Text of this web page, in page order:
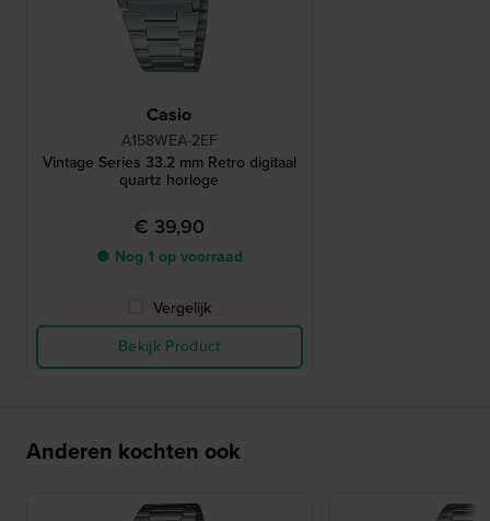
Casio
A158WEA-2EF
Vintage Series 33.2 mm Retro digitaal
quartz horloge
€ 39,90
● Nog 1 op voorraad
Vergelijk
Bekijk Product
Anderen kochten ook